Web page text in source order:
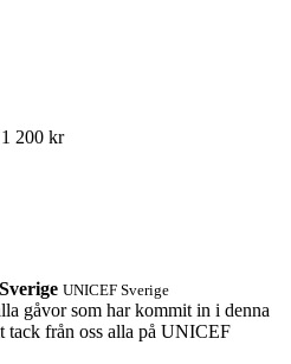
200 kr
UNICEF Sverige
gåvor som har kommit in i denna
tack från oss alla på UNICEF